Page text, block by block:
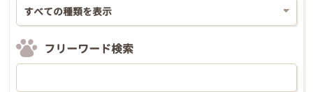
フリーワード検索